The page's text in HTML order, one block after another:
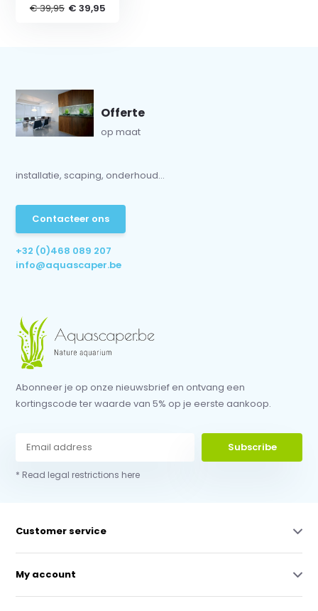
€ 39,95 € 39,95
Offerte
op maat
installatie, scaping, onderhoud...
Contacteer ons
+32 (0)468 089 207
info@aquascaper.be
Abonneer je op onze nieuwsbrief en ontvang een
kortingscode ter waarde van 5% op je eerste aankoop.
Subscribe
* Read legal restrictions here
Customer service
My account